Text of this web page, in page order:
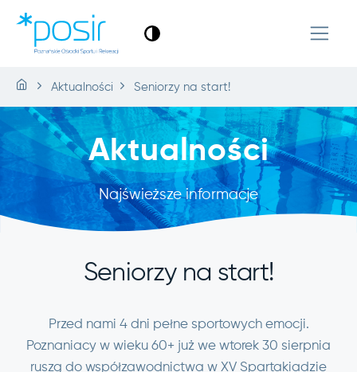
Aktualności Seniorzy na start!
Aktualności
Najświeższe informacje
Seniorzy na start!
Przed nami 4 dni pełne sportowych emocji.
Poznaniacy w wieku 60+ już we wtorek 30 sierpnia
ruszą do współzawodnictwa w XV Spartakiadzie